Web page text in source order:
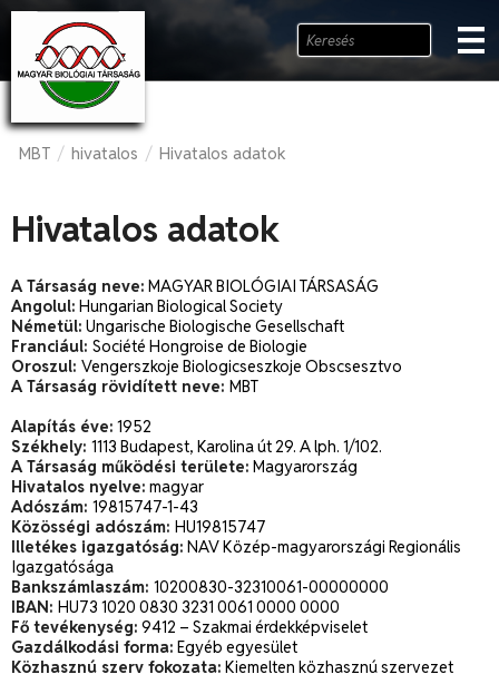
MBT / hivatalos / Hivatalos adatok
Hivatalos adatok
A Társaság neve: MAGYAR BIOLÓGIAI TÁRSASÁG
Angolul: Hungarian Biological Society
Németül: Ungarische Biologische Gesellschaft
Franciául: Société Hongroise de Biologie
Oroszul: Vengerszkoje Biologicseszkoje Obscsesztvo
A Társaság rövidített neve: MBT
Alapítás éve: 1952
Székhely: 1113 Budapest, Karolina út 29. A lph. 1/102.
A Társaság működési területe: Magyarország
Hivatalos nyelve: magyar
Adószám: 19815747-1-43
Közösségi adószám: HU19815747
Illetékes igazgatóság: NAV Közép-magyarországi Regionális
Igazgatósága
Bankszámlaszám: 10200830-32310061-00000000
IBAN: HU73 1020 0830 3231 0061 0000 0000
Fő tevékenység: 9412 – Szakmai érdekképviselet
Gazdálkodási forma: Egyéb egyesület
Közhasznú szerv fokozata: Kiemelten közhasznú szervezet